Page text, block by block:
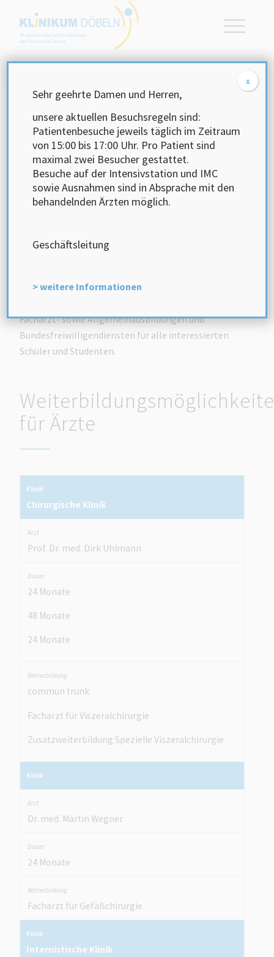
Akademisches Lehrkrankenhaus
der Universität Leipzig
Karriere, Ausbildung&
Praktika
Akademisches
Lehrkrankenhaus
Lehrkrankenhaus der Universität Leipzig und bietet
Facharzt- sowie Allgemeinausbildungen und
Bundesfreiwilligendiensten für alle interessierten
Schüler und Studenten.
für Ärzte
Chirurgische Klinik
Prof. Dr. med. Dirk Uhlmann
24 Monate
48 Monate
24 Monate
commun trunk
Facharzt für Viszeralchirurgie
Zusatzweiterbildung Spezielle Viszeralchirurgie
Dr. med. Martin Wegner
24 Monate
Facharzt für Gefäßchirurgie
Internistische Klinik
Sehr geehrte Damen und Herren,
unsere aktuellen Besuchsregeln sind:
Patientenbesuche jeweils täglich im Zeitraum
von 15:00 bis 17:00 Uhr. Pro Patient sind
maximal zwei Besucher gestattet.
Besuche auf der Intensivstation und IMC
sowie Ausnahmen sind in Absprache mit den
behandelnden Ärzten möglich.
Geschäftsleitung
> weitere Informationen
x